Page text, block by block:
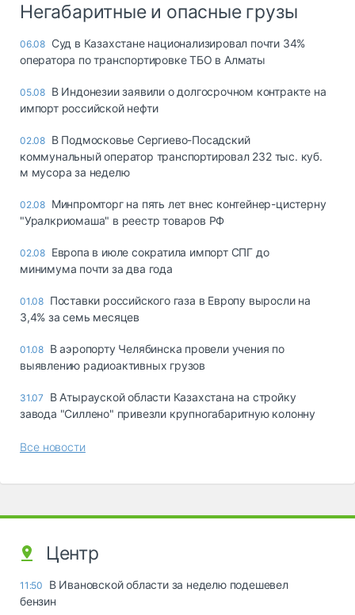
Негабаритные и опасные грузы
06.08 Суд в Казахстане национализировал почти 34%
оператора по транспортировке ТБО в Алматы
05.08 В Индонезии заявили о долгосрочном контракте на
импорт российской нефти
02.08 В Подмосковье Сергиево-Посадский
коммунальный оператор транспортировал 232 тыс. куб.
м мусора за неделю
02.08 Минпромторг на пять лет внес контейнер-цистерну
"Уралкриомаша" в реестр товаров РФ
02.08 Европа в июле сократила импорт СПГ до
минимума почти за два года
01.08 Поставки российского газа в Европу выросли на
3,4% за семь месяцев
01.08 В аэропорту Челябинска провели учения по
выявлению радиоактивных грузов
31.07
В Атырауской области Казахстана на стройку
завода "Силлено" привезли крупногабаритную колонну
Все новости
Центр
11:50
В Ивановской области за неделю подешевел
бензин